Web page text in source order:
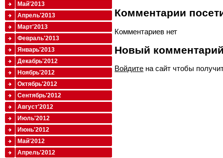
Комментарии
Комментариев нет
Новый
Войдите на сайт чтобы
Май'2013
Апрель'2013
Март'2013
Февраль'2013
Январь'2013
Декабрь'2012
Ноябрь'2012
Октябрь'2012
Сентябрь'2012
Август'2012
Июль'2012
Июнь'2012
Май'2012
Апрель'2012